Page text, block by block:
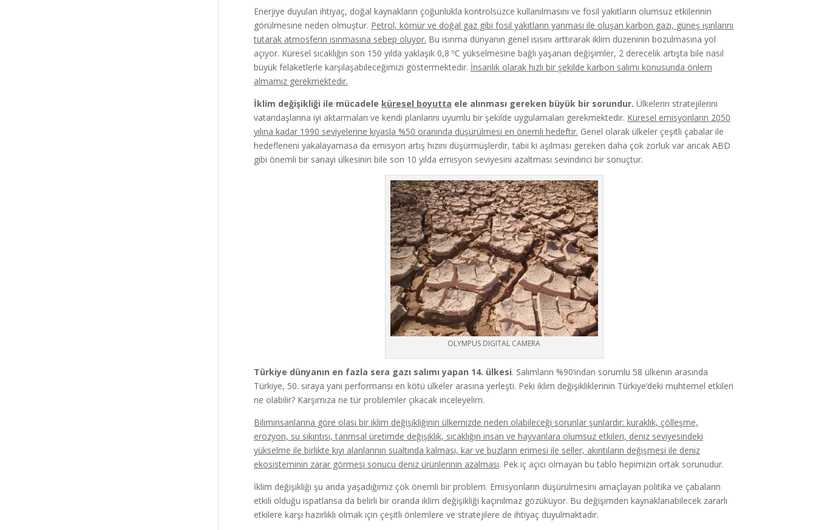
Enerjiye duyulan ihtiyaç, doğal kaynakların çoğunlukla kontrolsüzce kullanılmasını ve fosil yakıtların olumsuz etkilerinin
görülmesine neden olmuştur. Petrol, kömür ve doğal gaz gibi fosil yakıtların yanması ile oluşan karbon gazı, güneş ışınlarını
tutarak atmosferin ısınmasına sebep oluyor. Bu ısınma dünyanın genel ısısını arttırarak iklim düzeninin bozulmasına yol
açıyor. Küresel sıcaklığın son 150 yılda yaklaşık 0,8 ºC yükselmesine bağlı yaşanan değişimler, 2 derecelik artışta bile nasıl
büyük felaketlerle karşılaşabileceğimizi göstermektedir. İnsanlık olarak hızlı bir şekilde karbon salımı konusunda önlem
almamız gerekmektedir.
İklim değişikliği ile mücadele küresel boyutta ele alınması gereken büyük bir sorundur. Ülkelerin stratejilerini
vatandaşlarına iyi aktarmaları ve kendi planlarını uyumlu bir şekilde uygulamaları gerekmektedir. Küresel emisyonların 2050
yılına kadar 1990 seviyelerine kıyasla %50 oranında düşürülmesi en önemli hedeftir. Genel olarak ülkeler çeşitli çabalar ile
hedefleneni yakalayamasa da emisyon artış hızını düşürmüşlerdir, tabii ki aşılması gereken daha çok zorluk var ancak ABD
gibi önemli bir sanayi ülkesinin bile son 10 yılda emisyon seviyesini azaltması sevindirici bir sonuçtur.
OLYMPUS DIGITAL CAMERA
Türkiye dünyanın en fazla sera gazı salımı yapan 14. ülkesi. Salımların %90’ından sorumlu 58 ülkenin arasında
Türkiye, 50. sıraya yani performansı en kötü ülkeler arasına yerleşti. Peki iklim değişikliklerinin Türkiye’deki muhtemel etkileri
ne olabilir? Karşımıza ne tür problemler çıkacak inceleyelim.
Biliminsanlarına göre olası bir iklim değişikliğinin ülkemizde neden olabileceği sorunlar şunlardır: kuraklık, çölleşme,
erozyon, su sıkıntısı, tarımsal üretimde değişiklik, sıcaklığın insan ve hayvanlara olumsuz etkileri, deniz seviyesindeki
yükselme ile birlikte kıyı alanlarının sualtında kalması, kar ve buzların erimesi ile seller, akıntıların değişmesi ile deniz
ekosisteminin zarar görmesi sonucu deniz ürünlerinin azalması. Pek iç açıcı olmayan bu tablo hepimizin ortak sorunudur.
İklim değişikliği şu anda yaşadığımız çok önemli bir problem. Emisyonların düşürülmesini amaçlayan politika ve çabaların
etkili olduğu ispatlansa da belirli bir oranda iklim değişikliği kaçınılmaz gözüküyor. Bu değişimden kaynaklanabilecek zararlı
etkilere karşı hazırlıklı olmak için çeşitli önlemlere ve stratejilere de ihtiyaç duyulmaktadır.